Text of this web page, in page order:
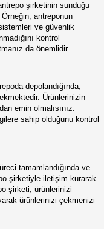
şirketinin sunduğu
antreponun
ve güvenlik
kontrol
da önemlidir.
depolandığında,
Ürünlerinizin
emin olmalısınız.
sahip olduğunu kontrol
tamamlandığında ve
şirketiyle iletişim kurarak
şirketi, ürünlerinizi
ürünlerinizi çekmenizi